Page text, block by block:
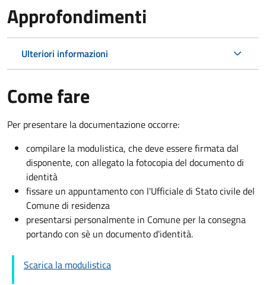
Approfondimenti
Ulteriori informazioni
Come fare
Per presentare la documentazione occorre:
compilare la modulistica, che deve essere firmata dal
disponente, con allegato la fotocopia del documento di
identità
fissare un appuntamento con l'Ufficiale di Stato civile del
Comune di residenza
presentarsi personalmente in Comune per la consegna
portando con sè un documento d'identità.
Scarica la modulistica